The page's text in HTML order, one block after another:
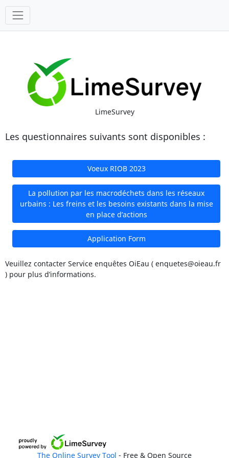
Outils
LimeSurvey
Les questionnaires suivants sont disponibles :
Voeux RIOB 2023
La pollution par les macrodéchets dans les réseaux
urbains : Les freins et les besoins existants dans la mise
en place d’actions
Application Form
Veuillez contacter Service enquêtes OiEau ( enquetes@oieau.fr
) pour plus d’informations.
The Online Survey Tool - Free & Open Source